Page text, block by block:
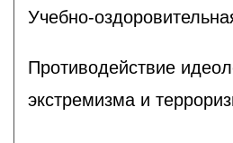
Учебно-
Противодействие
экстремизма и